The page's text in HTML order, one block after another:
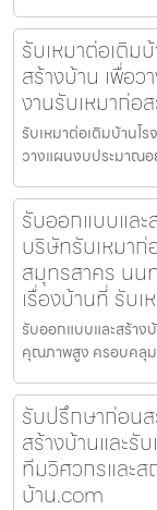
รับเหมาต่อเติม
สร้างบ้าน เพื่อ
งานรับเหมาก่อ
รับเหมาต่อเติมบ้านโ
วางแผนงบประมาณ
รับออกแบบและ
บริษัทรับเหมา
สมุทรสาคร นน
เรื่องบ้านที่ รับ
รับออกแบบและสร้าง
คุณภาพสูง ครอบคลุ
รับปรึกษาก่อน
สร้างบ้านและรั
ทีมวิศวกรและส
บ้าน.com